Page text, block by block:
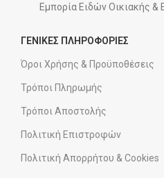
Εμπορία Ειδών Οικιακής
ΓΕΝΙΚΕΣ ΠΛΗΡΟΦΟΡΙΕΣ
Όροι Χρήσης & Προϋποθέσεις
Τρόποι Πληρωμής
Τρόποι Αποστολής
Πολιτική Επιστροφών
Πολιτική Απορρήτου & Cookies